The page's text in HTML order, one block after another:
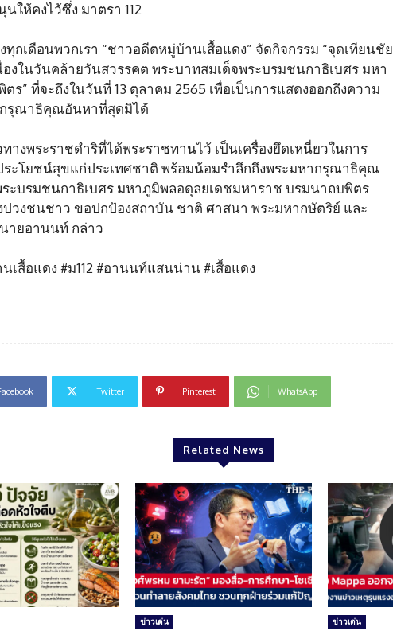
ให้คงไว้ซึ่ง มาตรา 112
กเดือนพวกเรา “ชาวอดีตหมู่บ้านเสื้อแดง” จัดกิจกรรม “จุดเทียนชัย
ในวันคล้ายวันสวรรคต พระบาทสมเด็จพระบรมชนกาธิเบศร มหา
” ที่จะถึงในวันที่ 13 ตุลาคม 2565 เพื่อเป็นการแสดงออกถึงความ
กรุณาธิคุณอันหาที่สุดมิได้
างพระราชดำริที่ได้พระราชทานไว้ เป็นเครื่องยึดเหนี่ยวในการ
ะโยชน์สุขแก่ประเทศชาติ พร้อมน้อมรำลึกถึงพระมหากรุณาธิคุณ
ะบรมชนกาธิเบศร มหาภูมิพลอดุลยเดชมหาราช บรมนาถบพิตร
ปวงชนชาว ขอปกป้องสถาบัน ชาติ ศาสนา พระมหากษัตริย์ และ
ายอานนท์ กล่าว
เสื้อแดง #ม112 #อานนท์แสนน่าน #เสื้อแดง
Twitter Pinterest WhatsApp
Related News
ข่าวเด่น ข่าวเด่น